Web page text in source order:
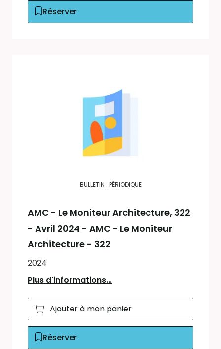
Réserver
BULLETIN : PÉRIODIQUE
AMC - Le Moniteur Architecture, 322
- Avril 2024 - AMC - Le Moniteur
Architecture - 322
2024
Plus d'informations...
Ajouter à mon panier
Réserver